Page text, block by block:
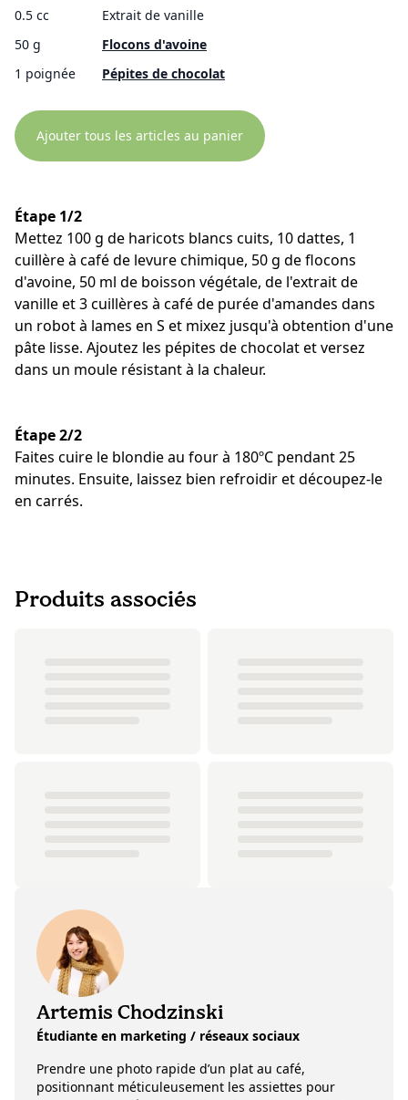
0.5 cc
Extrait de vanille
50 g
Flocons d'avoine
1 poignée
Pépites de chocolat
Ajouter tous les articles au panier
Étape 1/2
Mettez 100 g de haricots blancs cuits, 10 dattes, 1
cuillère à café de levure chimique, 50 g de flocons
d'avoine, 50 ml de boisson végétale, de l'extrait de
vanille et 3 cuillères à café de purée d'amandes dans
un robot à lames en S et mixez jusqu'à obtention d'une
pâte lisse. Ajoutez les pépites de chocolat et versez
dans un moule résistant à la chaleur.
Étape 2/2
Faites cuire le blondie au four à 180ºC pendant 25
minutes. Ensuite, laissez bien refroidir et découpez-le
en carrés.
Produits associés
Artemis Chodzinski
Étudiante en marketing / réseaux sociaux
Prendre une photo rapide d’un plat au café,
positionnant méticuleusement les assiettes pour